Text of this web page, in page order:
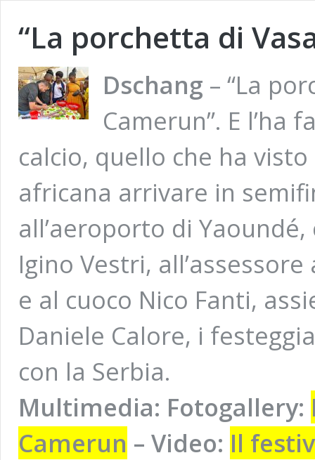
“La porchetta di
Dschang – “La
Camerun”. E
calcio, quello che ha
africana arrivare in
all’aeroporto di
Igino Vestri,
e al cuoco Nico Fanti,
Daniele Calore, i
con la Serbia.
Multimedia: Fotogallery:
Camerun – Video: Il